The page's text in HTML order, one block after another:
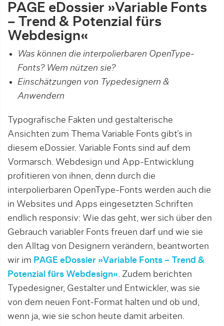
PAGE eDossier »Variable Fonts
– Trend & Potenzial fürs
Webdesign«
Was können die interpolierbaren OpenType-
Fonts? Wem nützen sie?
Einschätzungen von Typedesignern &
Anwendern
Typografische Fakten und gestalterische
Ansichten zum Thema Variable Fonts gibt’s in
diesem eDossier. Variable Fonts sind auf dem
Vormarsch. Webdesign und App-Entwicklung
profitieren von ihnen, denn durch die
interpolierbaren OpenType-Fonts werden auch die
in Websites und Apps eingesetzten Schriften
endlich responsiv: Wie das geht, wer sich über den
Gebrauch variabler Fonts freuen darf und wie sie
den Alltag von Designern verändern, beantworten
wir im PAGE eDossier »Variable Fonts – Trend &
Potenzial fürs Webdesign«. Zudem berichten
Typedesigner, Gestalter und Entwickler, was sie
von dem neuen Font-Format halten und ob und,
wenn ja, wie sie schon heute damit arbeiten.